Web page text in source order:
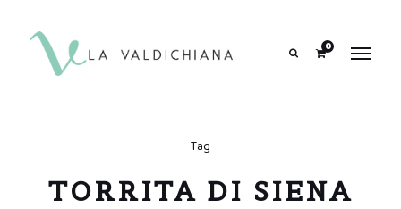
0
Tag
TORRITA DI SIENA